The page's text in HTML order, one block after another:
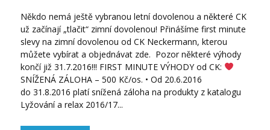
Někdo nemá ještě vybranou letní dovolenou a některé CK
už začínají „tlačit“ zimní dovolenou! Přinášíme first minute
slevy na zimní dovolenou od CK Neckermann, kterou
můžete vybírat a objednávat zde. Pozor některé výhody
končí již 31.7.2016!!! FIRST MINUTE VÝHODY od CK:
SNÍŽENÁ ZÁLOHA – 500 Kč/os. • Od 20.6.2016
do 31.8.2016 platí snížená záloha na produkty z katalogu
Lyžování a relax 2016/17...